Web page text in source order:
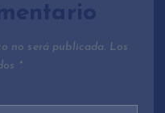
no será publicada. Los
*